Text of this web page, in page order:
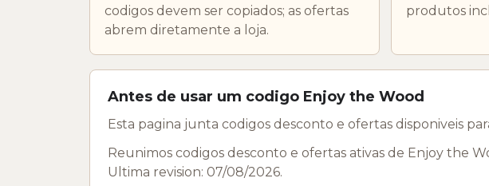
codigos devem ser copiados; as ofertas
abrem diretamente a loja.
produtos
Antes de usar um codigo Enjoy the Wood
Esta pagina junta codigos desconto e ofertas disponiveis
Reunimos codigos desconto e ofertas ativas de Enjoy the
Ultima revision: 07/08/2026.